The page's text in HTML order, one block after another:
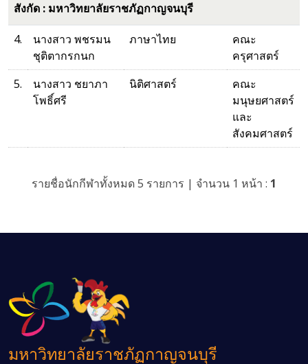
สังกัด : มหาวิทยาลัยราชภัฏกาญจนบุรี
4.
นางสาว พชรมน
ชุติตากรกนก
ภาษาไทย
คณะ
ครุศาสตร์
5.
นางสาว ชยาภา
โพธิ์ศรี
นิติศาสตร์
คณะ
มนุษยศาสตร์
และ
สังคมศาสตร์
รายชื่อนักกีฬาทั้งหมด 5 รายการ | จำนวน 1 หน้า : 1
มหาวิทยาลัยราชภัฏกาญจนบุรี